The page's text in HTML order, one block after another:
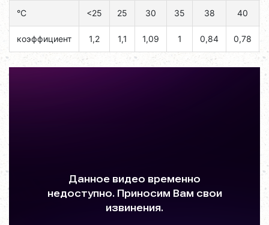
°C <25 25 30 35 38 40
коэффициент 1,2 1,1 1,09 1 0,84 0,78